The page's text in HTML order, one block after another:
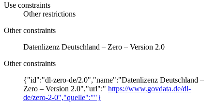
Use constraints
Other restrictions
Other constraints
Datenlizenz Deutschland – Zero – Version 2.0
Other constraints
{"id":"dl-zero-de/2.0","name":"Datenlizenz Deutschland –
Zero – Version 2.0","url":" https://www.govdata.de/dl-
de/zero-2-0","quelle":""}